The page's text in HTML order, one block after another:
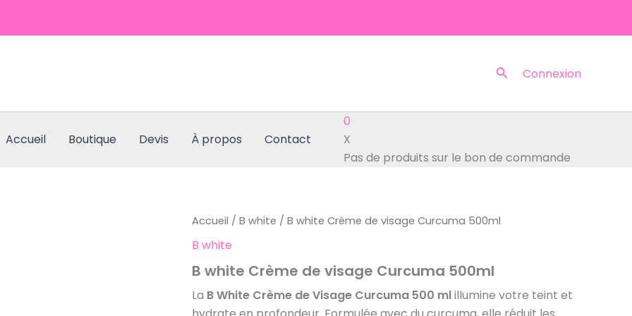
Rechercher
Connexion
Accueil Boutique Devis À propos Contact
0
X
Pas de produits sur le bon de commande
Accueil / B white / B white Crème de visage Curcuma 500ml
B white
B white Crème de visage Curcuma 500ml
La B White Crème de Visage Curcuma 500 mlillumine votre teint et
quantité
B
Crème
de
visage